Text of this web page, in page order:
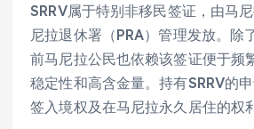
SRRV属于特别非移民签证，由马
尼拉退休署（PRA）管理发放。除
前马尼拉公民也依赖该签证便于频
稳定性和高含金量。持有SRRV的
签入境权及在马尼拉永久居住的权